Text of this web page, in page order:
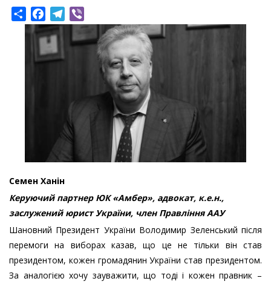
ShareFacebookTelegram
Семен Ханін
Керуючий партнер ЮК «Амбер», адвокат, к.е.н.,
заслужений юрист України, член Правління ААУ
Шановний Президент України Володимир Зеленський після
перемоги на виборах казав, що це не тільки він став
президентом, кожен громадянин України став президентом.
За аналогією хочу зауважити, що тоді і кожен правник –